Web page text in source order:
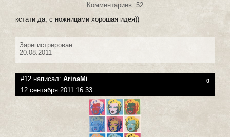
Комментариев: 52
кстати да, с ножницами хорошая идея))
Зарегистрирован:
20.08.2011
#12 написал: ArinaMi 0
12 сентября 2011 16:33